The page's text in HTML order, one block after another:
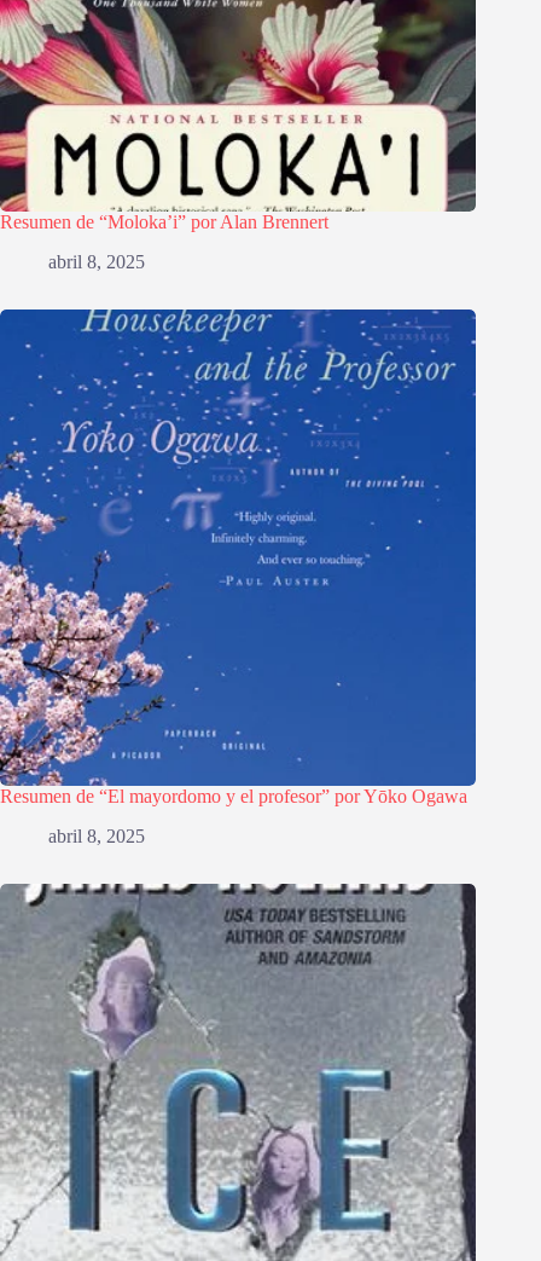
Resumen de “Moloka’i” por Alan Brennert
abril 8, 2025
Resumen de “El mayordomo y el profesor” por Yōko Ogawa
abril 8, 2025